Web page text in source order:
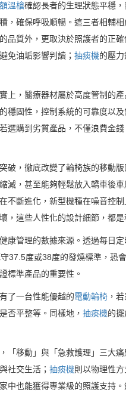
額溫槍確認長者的生理狀態平穩
，確保呼吸順暢。這三者相輔相
質外，更取決於照護者的正
免油垢影響判讀； 抽痰機的壓
，醫療器材屬於高度管制的
穩固性，控制系統的可靠度以
購到劣質產品，不僅浪費金
破，徹底改變了輪椅族的移動
，甚至能夠輕鬆放入轎車後
不斷進化，新型機種在噪音控
這些人性化的設計細節，都是
康管理的數據來源。透過每日
37.5度或38度的發燒標準，恐
標準產品的重要性。
了一台性能優越的電動輪椅 ，
否平整等。同樣地， 抽痰機的
「移動」與「急救護理」三大痛
社交生活； 抽痰機則以物理性
也能獲得專業級的照護支持